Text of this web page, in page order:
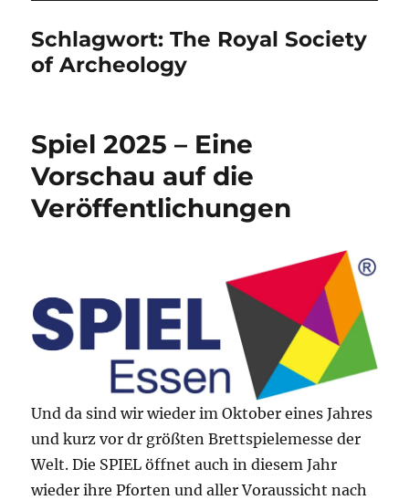
Schlagwort:The Royal Society
of Archeology
Spiel 2025 – Eine
Vorschau auf die
Veröffentlichungen
Und da sind wir wieder im Oktober eines Jahres
und kurz vor dr größten Brettspielemesse der
Welt. Die SPIEL öffnet auch in diesem Jahr
wieder ihre Pforten und aller Voraussicht nach